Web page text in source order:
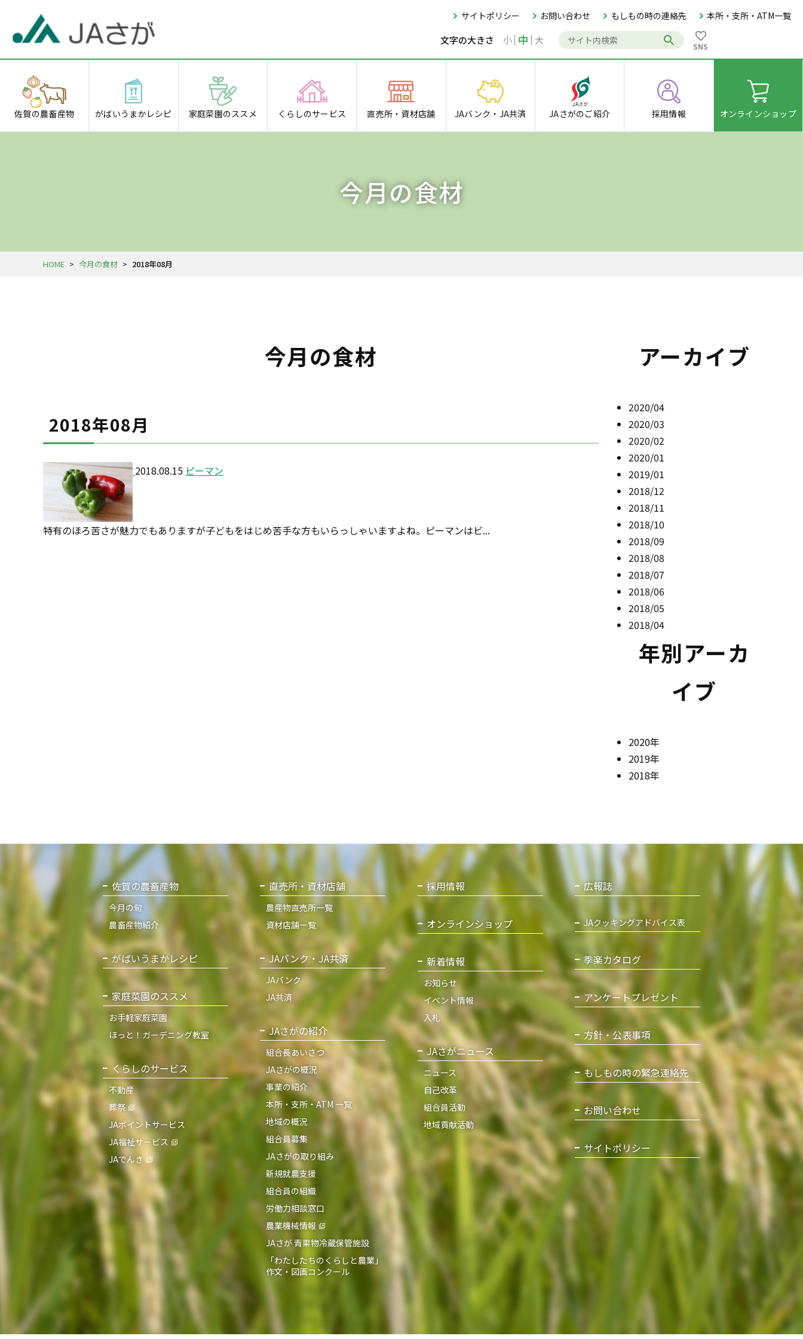
サイトポリシー お問い合わせ もしもの時の連絡先 本所・支所・ATM一覧
文字の大きさ 小 中 大
SNS
佐賀の農畜産物 がばいうまか レシピ 家庭菜園のススメ くらしのサービス 直売所・ 資材店舗 JAバンク・ JA共済 JAさがのご紹介 採用情報 オンラインショップ
今月の食材
HOME > 今月の食材 > 2018年08月
今月の食材
2018年08月
2018.08.15 ピーマン
特有のほろ苦さが魅力でもありますが子どもをはじめ苦手な方もいらっしゃいますよね。ピーマンはビ...
アーカイブ
2020/04
2020/03
2020/02
2020/01
2019/01
2018/12
2018/11
2018/10
2018/09
2018/08
2018/07
2018/06
2018/05
2018/04
年別アーカ
イブ
2020年
2019年
2018年
佐賀の農畜産物
今月の旬
農畜産物紹介
がばいうまかレシピ
家庭菜園のススメ
お手軽家庭菜園
ほっと！ガーデニング教室
くらしのサービス
不動産
葬祭
JAポイントサービス
JA福祉サービス
JAでんき
直売所・資材店舗
農産物直売所一覧
資材店舗一覧
JAバンク・JA共済
JAバンク
JA共済
JAさがの紹介
組合長あいさつ
JAさがの概況
事業の紹介
本所・支所・ATM 一覧
地域の概況
組合員募集
JAさがの取り組み
新規就農支援
組合員の組織
労働力相談窓口
農業機械情報
JAさが 青果物冷蔵保管施設
「わたしたちのくらしと農業」
作文・図画コンクール
採用情報
オンラインショップ
新着情報
お知らせ
イベント情報
入札
JAさがニュース
ニュース
自己改革
組合員活動
地域貢献活動
広報誌
JAクッキングアドバイス表
季楽カタログ
アンケートプレゼント
方針・公表事項
もしもの時の緊急連絡先
お問い合わせ
サイトポリシー